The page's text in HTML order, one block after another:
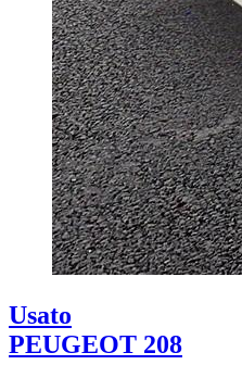
Usato
PEUGEOT 208